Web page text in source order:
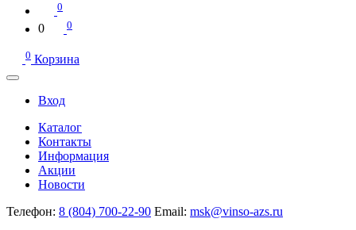
0
0 0
0 Корзина
Вход
Каталог
Контакты
Информация
Акции
Новости
Телефон: 8 (804) 700-22-90 Email: msk@vinso-azs.ru